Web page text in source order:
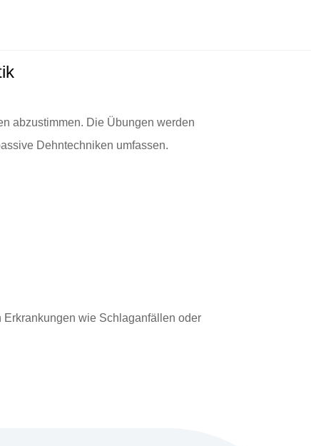
abzustimmen. Die Übungen werden
Dehntechniken umfassen.
wie Schlaganfällen oder